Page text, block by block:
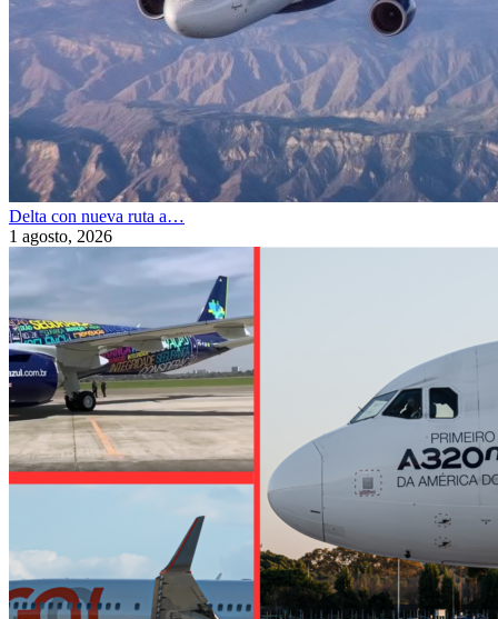
Delta con nueva ruta a…
1 agosto, 2026